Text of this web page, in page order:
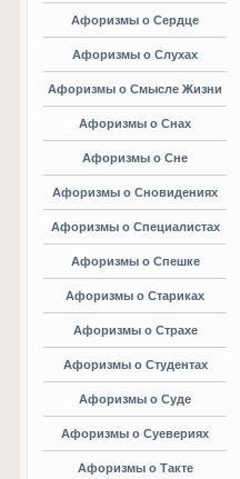
Афоризмы о Сердце
Афоризмы о Слухах
Афоризмы о Смысле Жизни
Афоризмы о Снах
Афоризмы о Сне
Афоризмы о Сновидениях
Афоризмы о Специалистах
Афоризмы о Спешке
Афоризмы о Стариках
Афоризмы о Страхе
Афоризмы о Студентах
Афоризмы о Суде
Афоризмы о Суевериях
Афоризмы о Такте